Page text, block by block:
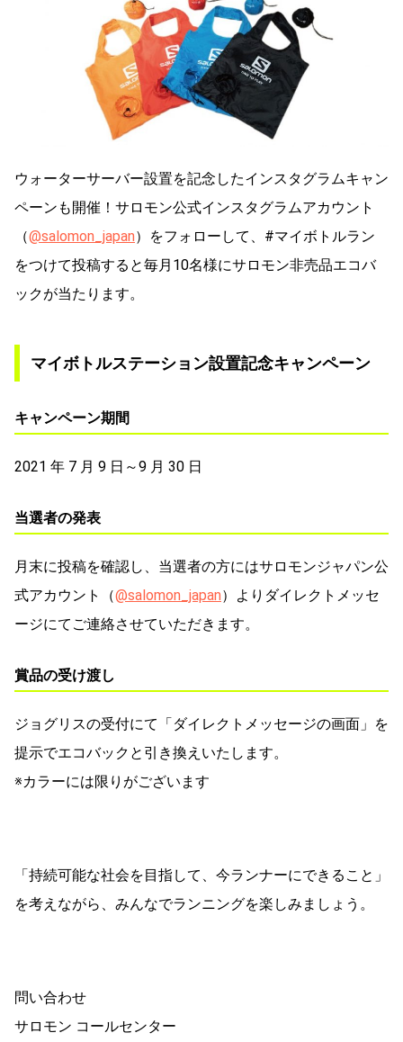
ウォーターサーバー設置を記念したインスタグラムキャン
ペーンも開催！サロモン公式インスタグラムアカウント
（@salomon_japan）をフォローして、#マイボトルラン
をつけて投稿すると毎月10名様にサロモン非売品エコバ
ックが当たります。
マイボトルステーション設置記念キャンペーン
キャンペーン期間
2021 年 7 月 9 日～9 月 30 日
当選者の発表
月末に投稿を確認し、当選者の方にはサロモンジャパン公
式アカウント（@salomon_japan）よりダイレクトメッセ
ージにてご連絡させていただきます。
賞品の受け渡し
ジョグリスの受付にて「ダイレクトメッセージの画面」を
提示でエコバックと引き換えいたします。
※カラーには限りがございます
「持続可能な社会を目指して、今ランナーにできること」
を考えながら、みんなでランニングを楽しみましょう。
問い合わせ
サロモン コールセンター